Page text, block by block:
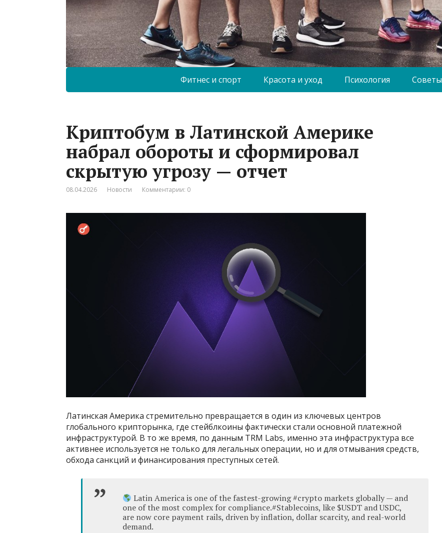
Фитнес и спорт Красота и уход Психология Советы
Криптобум в Латинской Америке
набрал обороты и сформировал
скрытую угрозу — отчет
08.04.2026 Новости Комментарии: 0
Латинская Америка стремительно превращается в один из ключевых центров
глобального крипторынка, где стейблкоины фактически стали основной платежной
инфраструктурой. В то же время, по данным TRM Labs, именно эта инфраструктура все
активнее используется не только для легальных операции, но и для отмывания средств,
обхода санкций и финансирования преступных сетей.
Latin America is one of the fastest-growing #crypto markets globally — and
one of the most complex for compliance.#Stablecoins, like $USDT and USDC,
are now core payment rails, driven by inflation, dollar scarcity, and real-world
demand.